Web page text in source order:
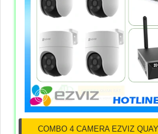
COMBO 4 CAMERA EZVIZ